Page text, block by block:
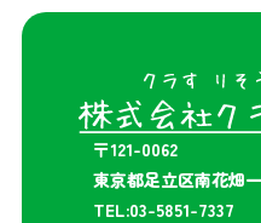
〒121-0062
東京都足立区南花畑
TEL:03-5851-7337